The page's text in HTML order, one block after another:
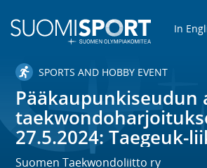
In
SPORTS AND HOBBY EVENT
Pääkaupunkiseudun
27.5.2024: Taegeuk-
Suomen Taekwondoliitto ry